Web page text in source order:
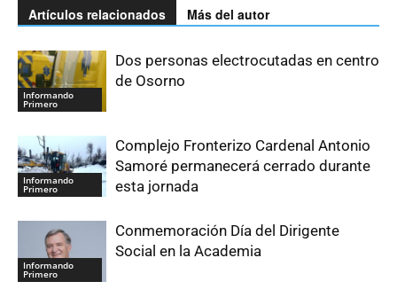
Artículos relacionados Más del autor
Informando
Primero
Dos personas electrocutadas en centro
de Osorno
Informando
Primero
Complejo Fronterizo Cardenal Antonio
Samoré permanecerá cerrado durante
esta jornada
Informando
Primero
Conmemoración Día del Dirigente
Social en la Academia